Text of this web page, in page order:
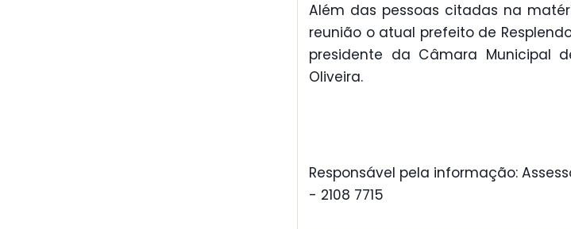
Além das pessoas citadas na
reunião o atual prefeito de
presidente da Câmara Municipal
Oliveira.
Responsável pela informação:
- 2108 7715